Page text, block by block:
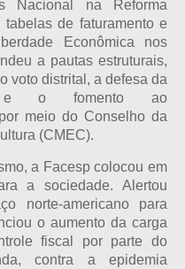
Nacional na Reforma
de faturamento e
Econômica nos
a pautas estruturais,
voto distrital, a defesa da
e o fomento ao
meio do Conselho da
(CMEC).
a Facesp colocou em
a sociedade. Alertou
norte-americano para
o aumento da carga
fiscal por parte do
contra a epidemia